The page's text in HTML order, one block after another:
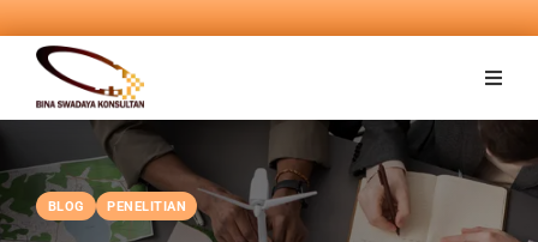
BLOG PENELITIAN